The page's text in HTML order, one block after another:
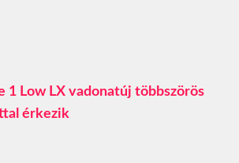
1 Low LX vadonatúj többszörös
érkezik